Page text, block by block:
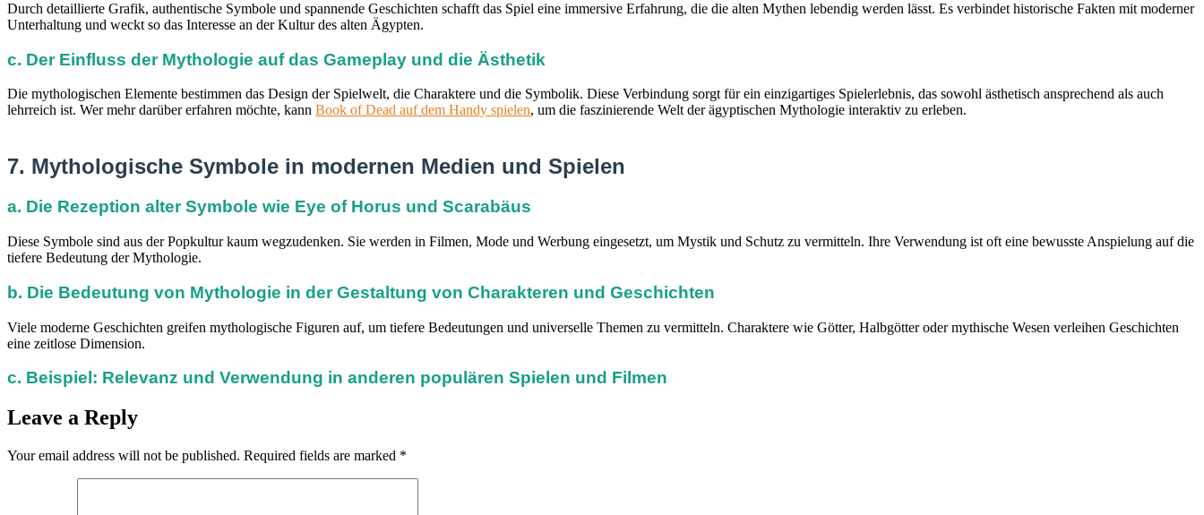
Durch detaillierte Grafik, authentische Symbole und spannende Geschichten schafft das Spiel eine immersive Erfahrung, die die alten Mythen lebendig werden lässt. Es verbindet historische Fakten mit moderner
Unterhaltung und weckt so das Interesse an der Kultur des alten Ägypten.
c. Der Einfluss der Mythologie auf das Gameplay und die Ästhetik
Die mythologischen Elemente bestimmen das Design der Spielwelt, die Charaktere und die Symbolik. Diese Verbindung sorgt für ein einzigartiges Spielerlebnis, das sowohl ästhetisch ansprechend als auch
lehrreich ist. Wer mehr darüber erfahren möchte, kann Book of Dead auf dem Handy spielen, um die faszinierende Welt der ägyptischen Mythologie interaktiv zu erleben.
7. Mythologische Symbole in modernen Medien und Spielen
a. Die Rezeption alter Symbole wie Eye of Horus und Scarabäus
Diese Symbole sind aus der Popkultur kaum wegzudenken. Sie werden in Filmen, Mode und Werbung eingesetzt, um Mystik und Schutz zu vermitteln. Ihre Verwendung ist oft eine bewusste Anspielung auf die
tiefere Bedeutung der Mythologie.
b. Die Bedeutung von Mythologie in der Gestaltung von Charakteren und Geschichten
Viele moderne Geschichten greifen mythologische Figuren auf, um tiefere Bedeutungen und universelle Themen zu vermitteln. Charaktere wie Götter, Halbgötter oder mythische Wesen verleihen Geschichten
eine zeitlose Dimension.
c. Beispiel: Relevanz und Verwendung in anderen populären Spielen und Filmen
Leave a Reply
Your email address will not be published. Required fields are marked *